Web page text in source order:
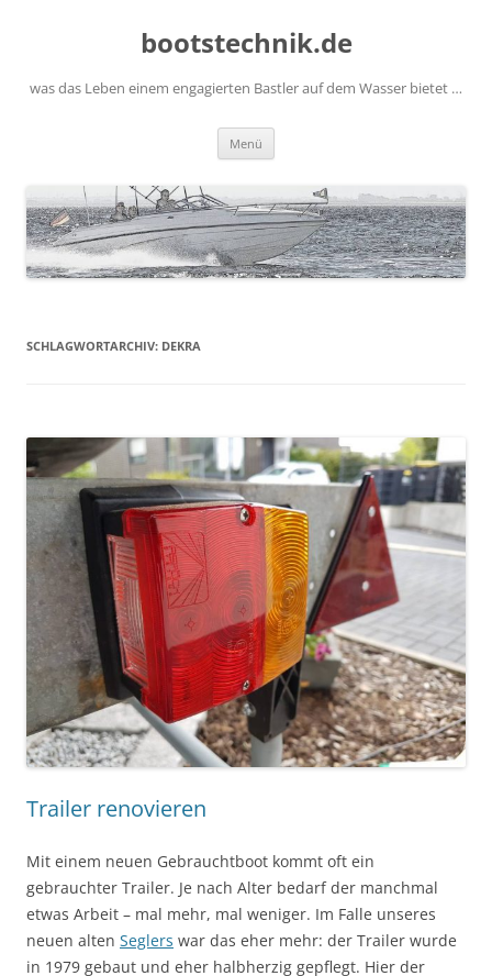
bootstechnik.de
was das Leben einem engagierten Bastler auf dem Wasser bietet …
Menü
SCHLAGWORTARCHIV: DEKRA
Trailer renovieren
Mit einem neuen Gebrauchtboot kommt oft ein
gebrauchter Trailer. Je nach Alter bedarf der manchmal
etwas Arbeit – mal mehr, mal weniger. Im Falle unseres
neuen alten Seglers war das eher mehr: der Trailer wurde
in 1979 gebaut und eher halbherzig gepflegt. Hier der